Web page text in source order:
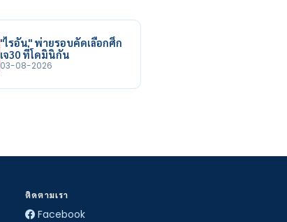
"ไรอัน" พ่ายรอบคัดเลือกศึก
เจ30 ที่โดมินิกัน
03-08-2026
ติดตามเรา
Facebook